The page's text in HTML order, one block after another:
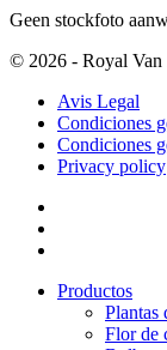
Geen stockfoto
© 2026 - Royal Van
Avis Legal
Condiciones
Condiciones
Privacy policy
Productos
Plantas
Flor de